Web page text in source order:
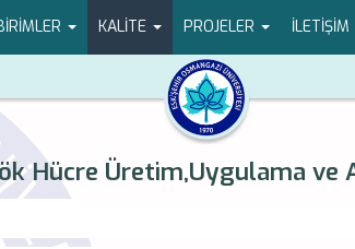
KALİTE PROJELER İLETİŞİM
Hücre Üretim,Uygulama ve